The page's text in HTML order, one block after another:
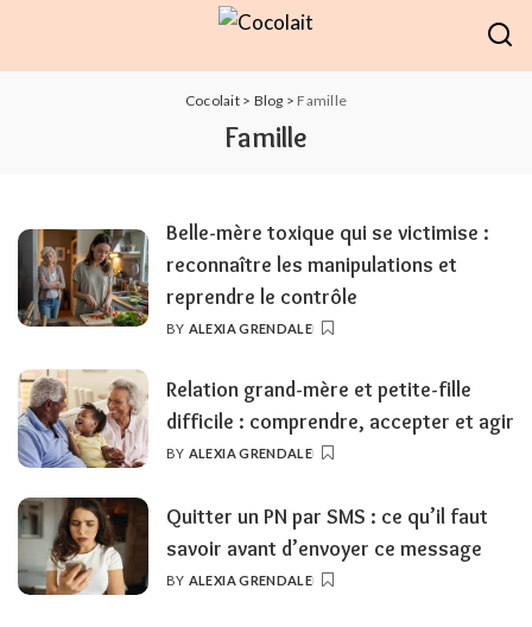
Cocolait> Blog > Famille
Famille
Belle-mère toxique qui se victimise :
reconnaître les manipulations et
reprendre le contrôle
POSTED
BY ALEXIA GRENDALE
Relation grand-mère et petite-fille
difficile : comprendre, accepter et agir
POSTED
BY ALEXIA GRENDALE
Quitter un PN par SMS : ce qu’il faut
savoir avant d’envoyer ce message
POSTED
BY ALEXIA GRENDALE